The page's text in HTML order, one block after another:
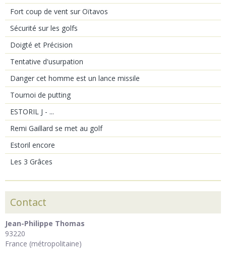
Fort coup de vent sur Oïtavos
Sécurité sur les golfs
Doigté et Précision
Tentative d'usurpation
Danger cet homme est un lance missile
Tournoi de putting
ESTORIL J - ...
Remi Gaillard se met au golf
Estoril encore
Les 3 Grâces
Contact
Jean-Philippe Thomas
93220
France (métropolitaine)